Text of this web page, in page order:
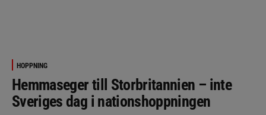
HOPPNING
Hemmaseger till Storbritannien – inte
Sveriges dag i nationshoppningen